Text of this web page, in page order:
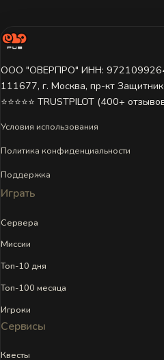
ООО "ОВЕРПРО" ИНН:
111677, г. Москва, пр-кт
⭐⭐⭐⭐⭐ TRUSTPILOT (400+
Условия использования
Политика конфиденциальности
Поддержка
Играть
Сервера
Миссии
Топ-10 дня
Топ-100 месяца
Игроки
Сервисы
Квесты